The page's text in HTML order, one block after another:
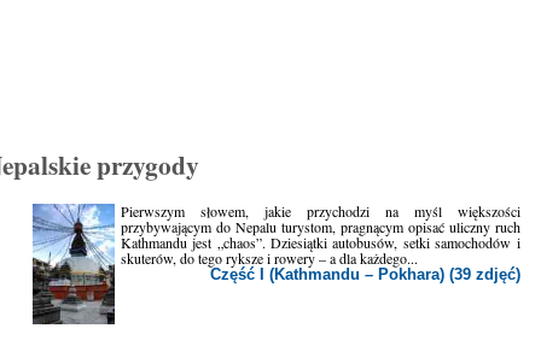
przygody
Pierwszym słowem, jakie przychodzi na myśl większości
przybywającym do Nepalu turystom, pragnącym opisać uliczny ruch
Kathmandu jest „chaos”. Dziesiątki autobusów, setki samochodów i
skuterów, do tego ryksze i rowery – a dla każdego...
Część I (Kathmandu – Pokhara) (39 zdjęć)